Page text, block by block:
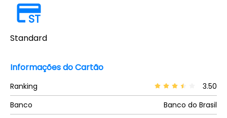
ST
Standard
Informações do Cartão
Ranking
3.50
Banco
Banco do Brasil